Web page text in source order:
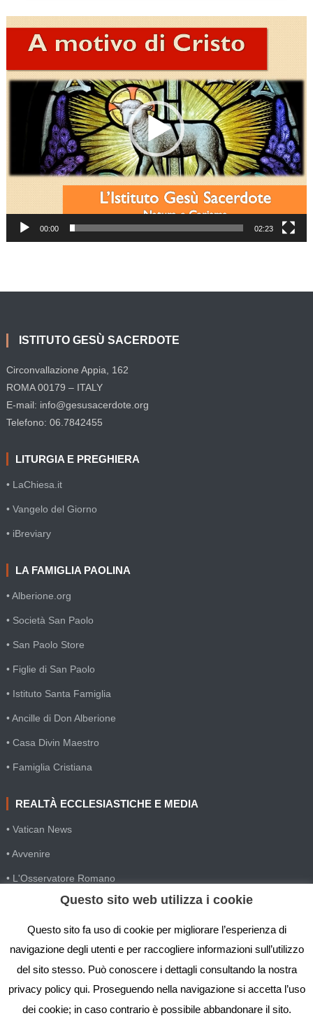
Player
00:00 02:23
ISTITUTO GESÙ SACERDOTE
Circonvallazione Appia, 162
ROMA 00179 – ITALY
E-mail: info@gesusacerdote.org
Telefono: 06.7842455
LITURGIA E PREGHIERA
• LaChiesa.it
• Vangelo del Giorno
• iBreviary
LA FAMIGLIA PAOLINA
• Alberione.org
• Società San Paolo
• San Paolo Store
• Figlie di San Paolo
• Istituto Santa Famiglia
• Ancille di Don Alberione
• Casa Divin Maestro
• Famiglia Cristiana
REALTÀ ECCLESIASTICHE E MEDIA
• Vatican News
• Avvenire
• L'Osservatore Romano
• SIR Agenzia d'informazione
• Gesuiti Villapizzone
• Settimana della Comunicazione
• Festival Biblico
Questo sito web utilizza i cookie
Questo sito fa uso di cookie per migliorare l’esperienza di
navigazione degli utenti e per raccogliere informazioni sull’utilizzo
del sito stesso. Può conoscere i dettagli consultando la nostra
privacy policy qui. Proseguendo nella navigazione si accetta l’uso
dei cookie; in caso contrario è possibile abbandonare il sito.